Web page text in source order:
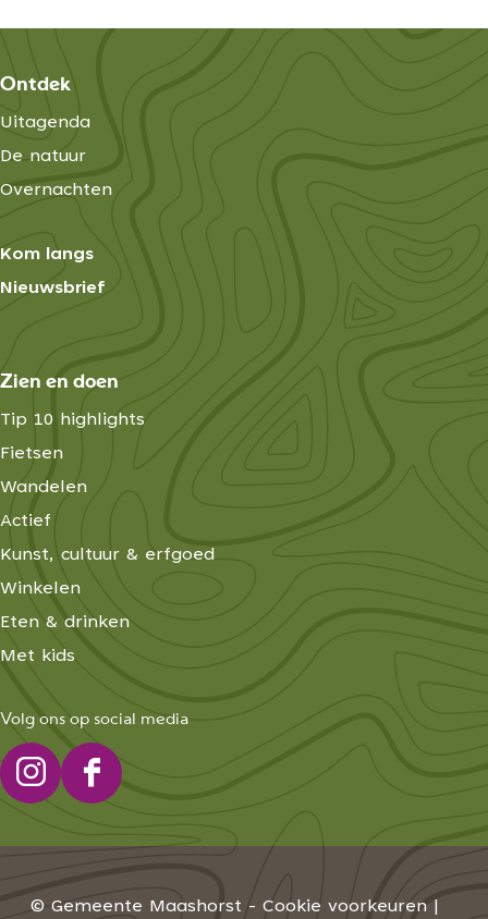
Ontdek
Uitagenda
De natuur
Overnachten
Kom langs
Nieuwsbrief
Zien en doen
Tip 10 highlights
Fietsen
Wandelen
Actief
Kunst, cultuur & erfgoed
Winkelen
Eten & drinken
Met kids
Volg ons op social media
I
s
a
F
c
b
© Gemeente Maashorst - Cookie voorkeuren